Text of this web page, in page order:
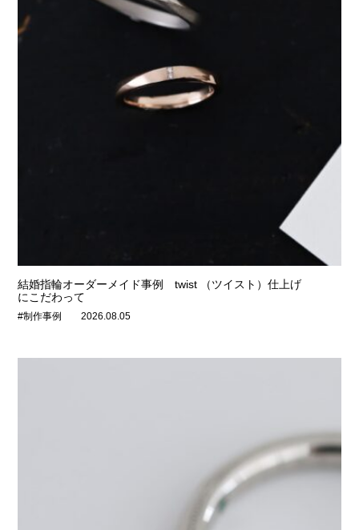
結婚指輪オーダーメイド事例 twist （ツイスト）仕上げ
にこだわって
#制作事例 2026.08.05